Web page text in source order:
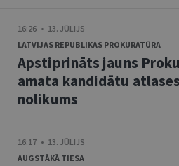
16:26 • 13. JŪLIJS
LATVIJAS REPUBLIKAS PROKURATŪRA
Apstiprināts jauns
amata kandidātu atlases
nolikums
16:17 • 13. JŪLIJS
AUGSTĀKĀ TIESA